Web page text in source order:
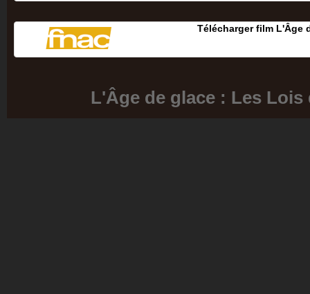
Télécharger film L'Âge
L'Âge de glace : Les Lois